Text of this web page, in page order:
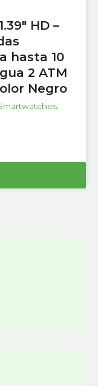
HD –
hasta 10
2 ATM
Negro